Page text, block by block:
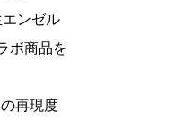
ンゼル
ボ商品を
再現度